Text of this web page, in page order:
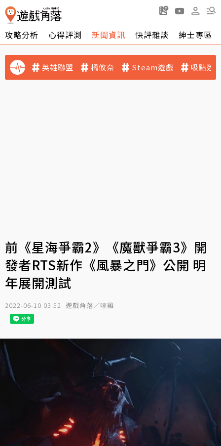
攻略分析 心得評測 新聞資訊 快評雜談 紳士專區
英雄聯盟 橘攸奈 Steam遊戲 吸點迷
前《星海爭霸2》《魔獸爭霸3》開
發者RTS新作《風暴之門》公開 明
年展開測試
2022-06-10 03:52 遊戲角落／啄雞